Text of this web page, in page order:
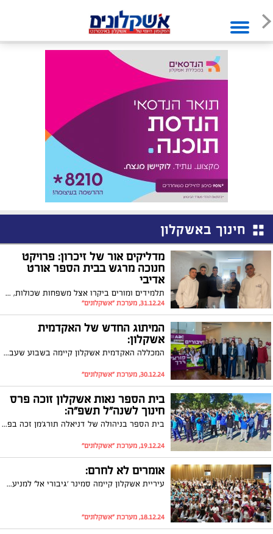
חינוך באשקלון
מדליקים אור של זיכרון: פרויקט
חנוכה מרגש בבית הספר אורט
אדיבי
תלמידים ומורים ביקרו אצל משפחות שכולות, העניקו חנוכיות ייחודיות ושמעו את סיפורי הנופלים. "מעשה של אור ותקווה בימים קשים".
31.12.24, מערכת "אשקלונים"
המיתוג החדש של האקדמית
אשקלון:
המכללה האקדמית אשקלון קיימה בשבוע שעבר את טקס הסרת הלוט למיתוג החדש שלה, 20 שנה מאז שעשתה שימוש בשפה הקודמת ומאז שהפכה למוסד אקדמי עצמאי בדרום. במעמד השתתפו מנהלי המכללה ועובדיה, סטודנטים ומרצים.
30.12.24, מערכת "אשקלונים"
בית הספר נאות אשקלון זוכה פרס
חינוך לשנה"ל תשפ"ה:
בית הספר בניהולה של דניאלה תורג'מן זכה בפרס חינוך מחוזי לשנה"ל תשפ"ה ובזאת הוא מועמד לפרס החינוך הארצי
19.12.24, מערכת "אשקלונים"
אומרים לא לחרם:
עיריית אשקלון קיימה סמינר ׳גיבורי אל׳ למניעת בריונות ודחייה חברתית
18.12.24, מערכת "אשקלונים"